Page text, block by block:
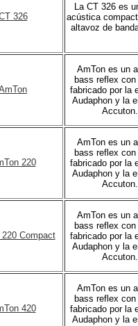
La CT 326 es
acústica
altavoz de
AmTon es un
bass reflex
fabricado por la
Audaphon y la
Accuton.
AmTon es un
bass reflex
fabricado por la
Audaphon y la
Accuton.
AmTon es un
bass reflex
fabricado por la
Audaphon y la
Accuton.
AmTon es un
bass reflex
fabricado por la
Audaphon y la